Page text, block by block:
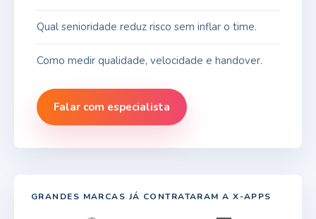
Qual senioridade reduz risco sem inflar o time.
Como medir qualidade, velocidade e handover.
Falar com especialista
GRANDES MARCAS JÁ CONTRATARAM A X-APPS